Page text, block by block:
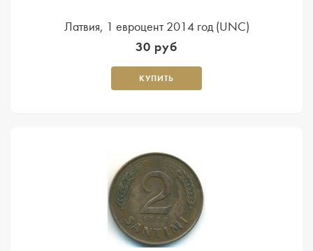
Латвия, 1 евроцент 2014 год (UNC)
30 руб
КУПИТЬ